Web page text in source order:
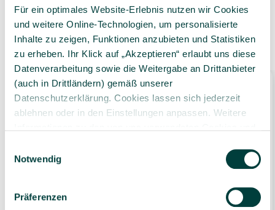
Für ein optimales Website-Erlebnis nutzen wir Cookies
und weitere Online-Technologien, um personalisierte
Inhalte zu zeigen, Funktionen anzubieten und Statistiken
zu erheben. Ihr Klick auf „Akzeptieren“ erlaubt uns diese
Datenverarbeitung sowie die Weitergabe an Drittanbieter
(auch in Drittländern) gemäß unserer
Datenschutzerklärung. Cookies lassen sich jederzeit
ablehnen oder in den Einstellungen anpassen. Weitere
schutz­erklärung
Notwendig
Präferenzen
Ähnliche Produkte
Bestseller
2,29 €*